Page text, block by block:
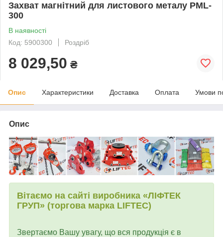
Захват магнітний для листового металу PML-
300
В наявності
Код: 5900300
Роздріб
8 029,50 ₴
Опис Характеристики Доставка Оплата Умови
Опис
Вітаємо на сайті виробника «ЛІФТЕК
ГРУП» (торгова марка LIFTEC)
Звертаємо Вашу увагу, що вся продукція є в